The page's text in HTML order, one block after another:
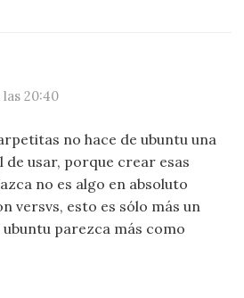
las 20:40
no hace de ubuntu una
usar, porque crear esas
no es algo en absoluto
versvs, esto es sólo más un
parezca más como